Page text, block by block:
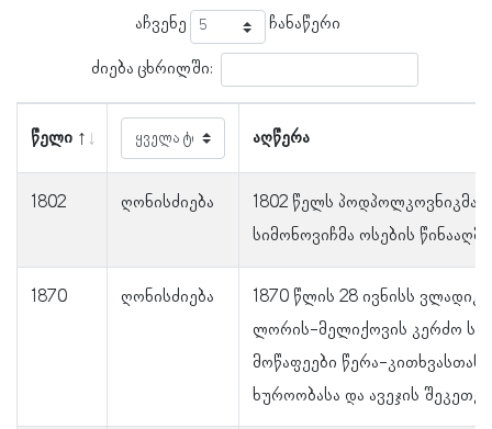
აჩვენე ჩანაწერი
ძიება ცხრილში:
წელი აღწერა
1802 ღონისძიება
1802 წელს პოდპოლკოვნიკმა
სიმონოვიჩმა ოსების
1870 ღონისძიება
1870 წლის 28 ივნისს
ლორის-მელიქოვის კერძო
მოწაფეები წერა-
ხუროობასა და ავეჯის